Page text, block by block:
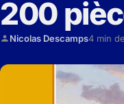
200
Nicolas Descamps4 min